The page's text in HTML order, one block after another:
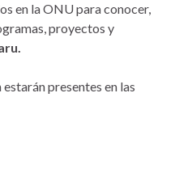
en la ONU para conocer,
proyectos y
presentes en las